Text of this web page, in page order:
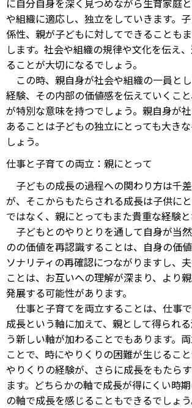
に自分自身を深く見つめながら生育家庭
や組織に適応し、独立をしていきます。
係性、親が子どもに対してできることも
します。社会や組織の規律や文化を伝え
ることが大切になるでしょう。
この時、親自身が社会や組織の一員と
経験、その内部の価値感を伝えていくこ
が特別な意味を持つでしょう。親自身が
あることは子どもの独立にとっても大き
しょう。
仕事と子育ての両立：親にとって
子どもの成長の過程への関わり方は千
が、そこからもたらされる成長は子供に
ではなく、親にとってもまた貴重な経験と
子どもとのやりとりを通して自身が当
のの価値を再認識することは、自身の価
ソナリティの再確認につながりますし、
ことは、お互いへの理解が深まり、より
発展する可能性があります。
仕事と子育てを両立することは、仕事
成長という軸に加えて、親として得られ
う新しい軸が加わることでもあります。
ことで、時にやりくりの困難が生じること
やりくりの経験が、さらに成長をもたら
ます。どちらかの軸で成長が得にくい時
の軸で成長を感じることもできるでしょう